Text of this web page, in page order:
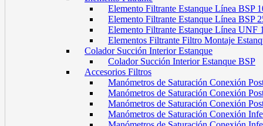
Elemento Filtrante Estanque Línea BSP
Elemento Filtrante Estanque Línea BSP
Elemento Filtrante Estanque Línea UNF
Elementos Filtrante Filtro Montaje
Colador Succión Interior Estanque
Colador Succión Interior Estanque BSP
Accesorios Filtros
Manómetros de Saturación Conexión
Manómetros de Saturación Conexión
Manómetros de Saturación Conexión
Manómetros de Saturación Conexión